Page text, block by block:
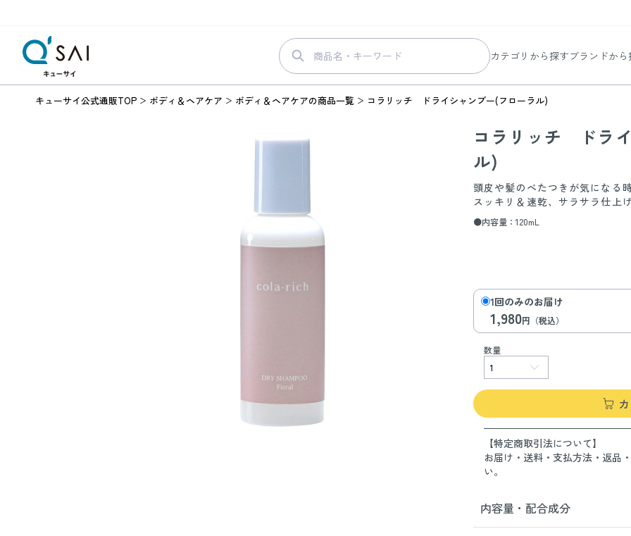
カテゴリから探す
メイク
ボディ&ヘアケア
美容・健康グッズ
暮らしの雑貨
ブランドか
コラリッ
ひざサポー
ケール青汁
キューサイ公式通販TOP ボディ＆ヘアケア ボディ＆ヘアケアの商品一覧 コラリッチ ドライシャンプー(フローラル)
コラリッチ ドラ
ル)
頭皮や髪のべたつきが気になる
スッキリ＆速乾、サラサラ仕上
●内容量：120mL
1回のみのお届け
1,980円（税込）
数量
【特定商取引法について】
お届け・送料・支払方法・返品
い。
内容量・配合成分